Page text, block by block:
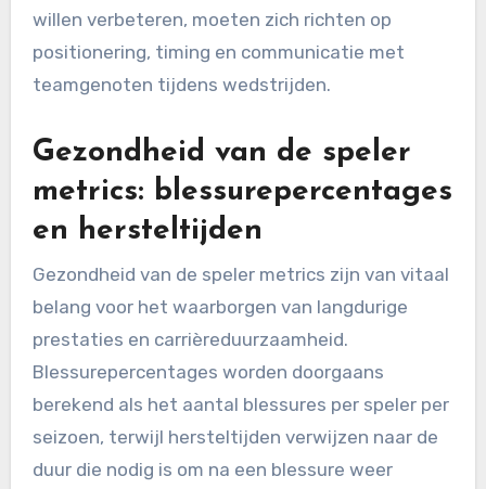
willen verbeteren, moeten zich richten op
positionering, timing en communicatie met
teamgenoten tijdens wedstrijden.
Gezondheid van de speler
metrics: blessurepercentages
en hersteltijden
Gezondheid van de speler metrics zijn van vitaal
belang voor het waarborgen van langdurige
prestaties en carrièreduurzaamheid.
Blessurepercentages worden doorgaans
berekend als het aantal blessures per speler per
seizoen, terwijl hersteltijden verwijzen naar de
duur die nodig is om na een blessure weer